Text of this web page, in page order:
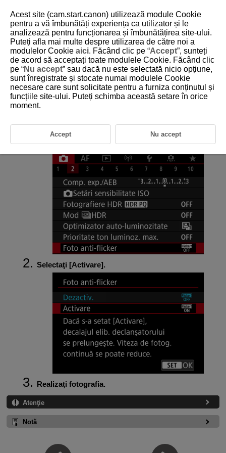
D185-069
Fotografiere anti-flicker
Pot rezulta expuneri şi culori neuniforme dacă fotografiaţi continuu cu
timp de expunere scurt sub surse de lumină care clipesc precum lumini
fluorescente, din cauza expunerii verticale neuniforme. Fotografierea
anti-flicker vă permite să fotografiaţi când expunerea şi culorile sunt cel
Selectaţi [ :Foto anti-flicker].
Selectaţi [Activare].
Realizaţi fotografia.
Atenţie
Notă
Acest site (cam.start.canon) utilizează module Cookie
pentru a vă îmbunătăți experiența ca utilizator și le
analizează pentru funcționarea și îmbunătățirea site-ului.
Puteți afla mai multe despre utilizarea de către noi a
modulelor Cookie aici. Făcând clic pe “Accept”, sunteți
de acord să acceptați toate modulele Cookie. Făcând clic
pe “Nu accept” sau dacă nu este selectată nicio opțiune,
sunt înregistrate și stocate numai modulele Cookie
necesare care sunt solicitate pentru a furniza conținutul și
funcțiile site-ului. Puteți schimba această setare în orice
moment.
Accept Nu accept